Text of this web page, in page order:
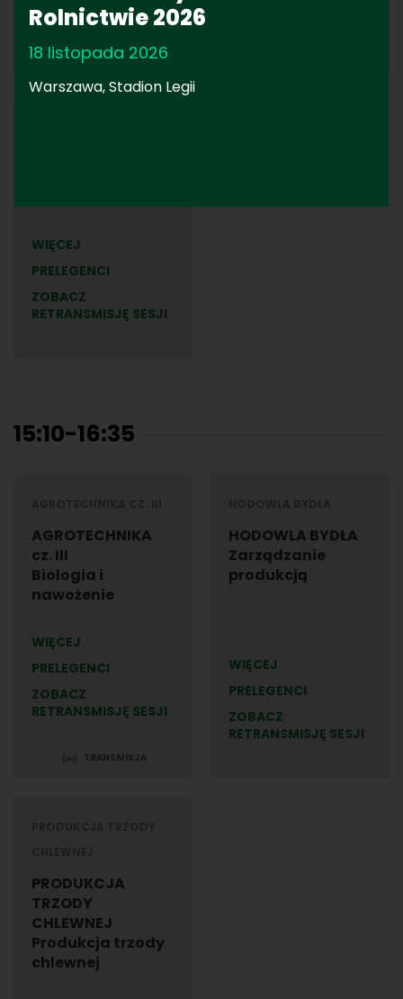
RETRANSMISJĘ SESJI
TRANSMISJA
WIĘCEJ
PRELEGENCI
ZOBACZ
RETRANSMISJĘ SESJI
15:10-16:35
AGROTECHNIKA
cz. III
Biologia i
nawożenie
WIĘCEJ
PRELEGENCI
ZOBACZ
RETRANSMISJĘ SESJI
TRANSMISJA
HODOWLA BYDŁA
Zarządzanie
produkcją
WIĘCEJ
PRELEGENCI
ZOBACZ
RETRANSMISJĘ SESJI
PRODUKCJA
TRZODY
CHLEWNEJ
Produkcja trzody
chlewnej
Rolnictwie 2026
18 listopada 2026
Warszawa, Stadion Legii